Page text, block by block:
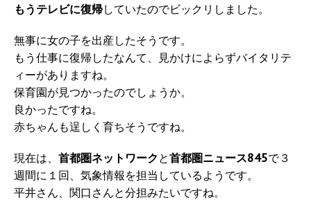
もうテレビに復帰していたのでビックリしました。
無事に女の子を出産したそうです。
もう仕事に復帰したなんて、見かけによらずバイタリテ
ィーがありますね。
保育園が見つかったのでしょうか。
良かったですね。
赤ちゃんも逞しく育ちそうですね。
現在は、 首都圏ネットワーク と首都圏ニュース845で３
週間に１回、気象情報を担当しているようです。
平井さん、関口さんと分担みたいですね。